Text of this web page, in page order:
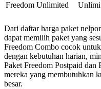
Freedom Unlimited
Dari daftar harga paket
dapat memilih paket yang
Freedom Combo cocok
dengan kebutuhan harian,
Paket Freedom Postpaid
mereka yang membutuhkan
besar.